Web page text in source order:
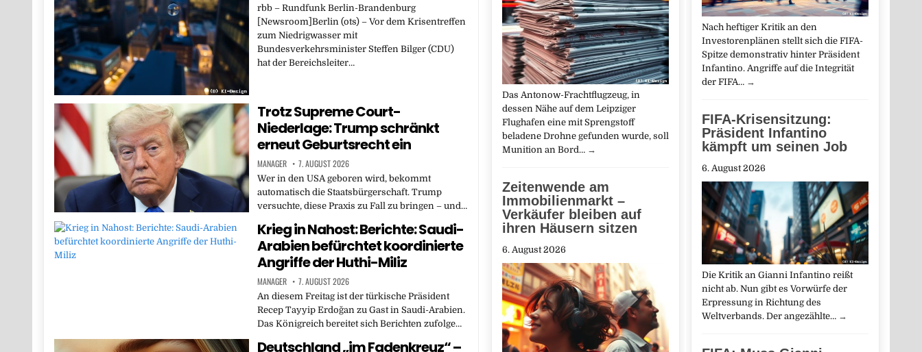
rbb – Rundfunk Berlin-Brandenburg
[Newsroom]Berlin (ots) – Vor dem Krisentreffen
zum Niedrigwasser mit
Bundesverkehrsminister Steffen Bilger (CDU)
hat der Bereichsleiter…
Trotz Supreme Court-
Niederlage: Trump schränkt
erneut Geburtsrecht ein
MANAGER 7. AUGUST 2026
Wer in den USA geboren wird, bekommt
automatisch die Staatsbürgerschaft. Trump
versuchte, diese Praxis zu Fall zu bringen – und…
Krieg in Nahost: Berichte: Saudi-
Arabien befürchtet koordinierte
Angriffe der Huthi-Miliz
MANAGER 7. AUGUST 2026
An diesem Freitag ist der türkische Präsident
Recep Tayyip Erdoğan zu Gast in Saudi-Arabien.
Das Königreich bereitet sich Berichten zufolge…
Deutschland „im Fadenkreuz“ –
Nach heftiger Kritik an den
Investorenplänen stellt sich die FIFA-
Spitze demonstrativ hinter Präsident
Infantino. Angriffe auf die Integrität
der FIFA… →
FIFA-Krisensitzung:
Präsident Infantino
kämpft um seinen Job
6. August 2026
Die Kritik an Gianni Infantino reißt
nicht ab. Nun gibt es Vorwürfe der
Erpressung in Richtung des
Weltverbands. Der angezählte… →
Das Antonow-Frachtflugzeug, in
dessen Nähe auf dem Leipziger
Flughafen eine mit Sprengstoff
beladene Drohne gefunden wurde, soll
Munition an Bord… →
Zeitenwende am
Immobilienmarkt –
Verkäufer bleiben auf
ihren Häusern sitzen
6. August 2026